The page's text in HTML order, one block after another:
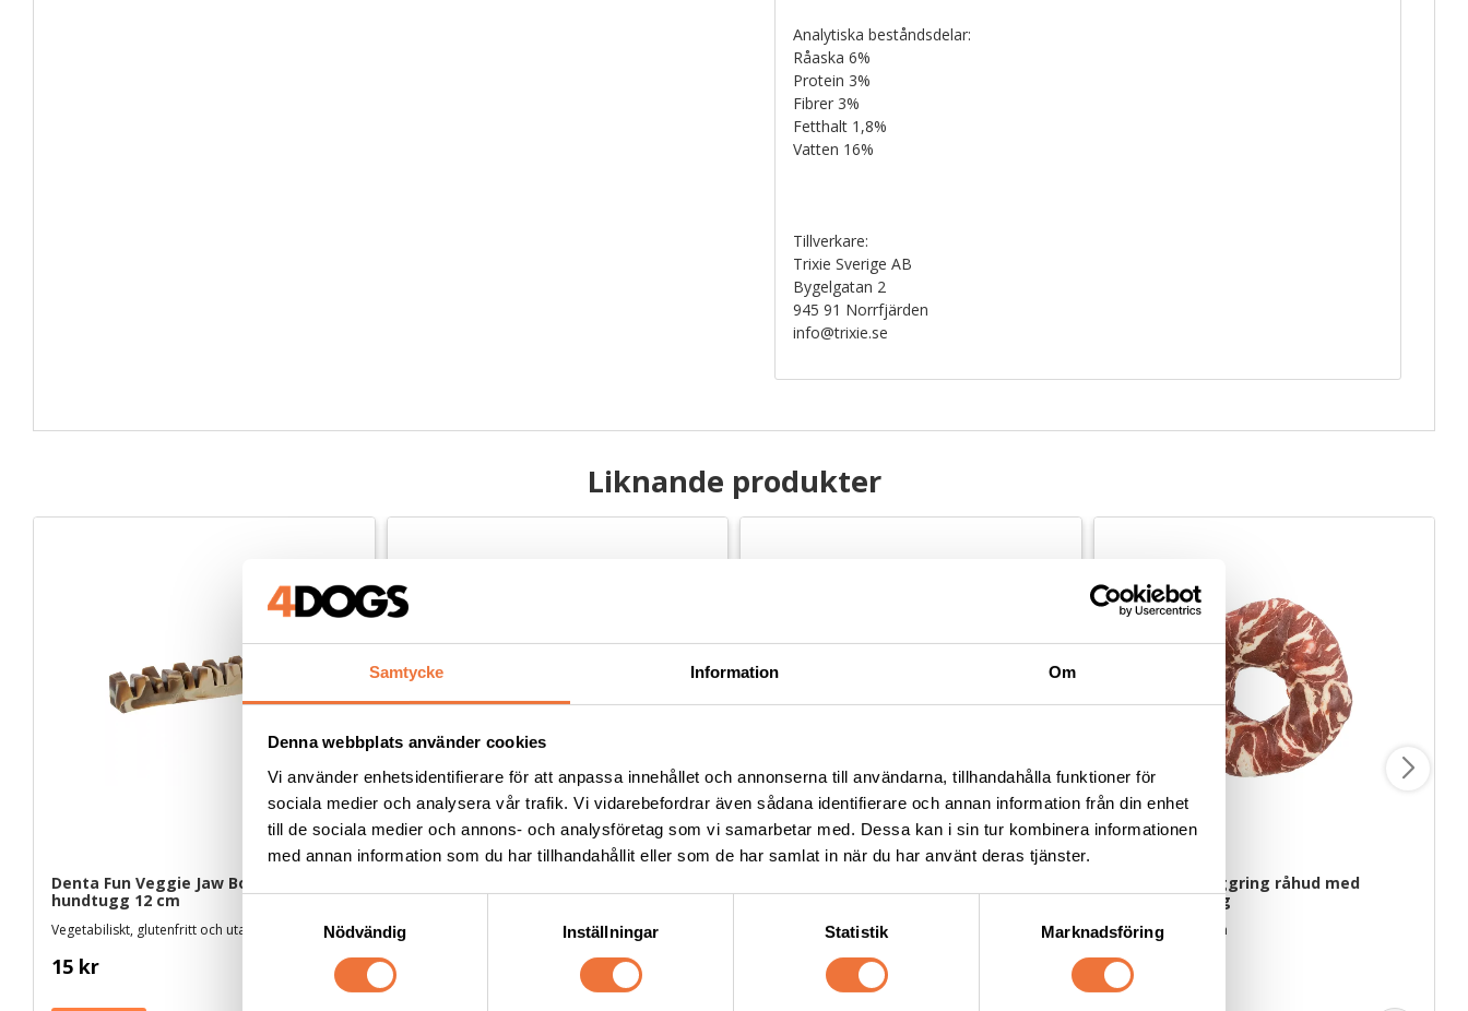
Samtycke Information Om
Denna webbplats använder cookies
Vi använder enhetsidentifierare för att anpassa innehållet och annonserna till användarna, tillhandahålla funktioner för
sociala medier och analysera vår trafik. Vi vidarebefordrar även sådana identifierare och annan information från din enhet
till de sociala medier och annons- och analysföretag som vi samarbetar med. Dessa kan i sin tur kombinera informationen
med annan information som du har tillhandahållit eller som de har samlat in när du har använt deras tjänster.
a
Nödvändig Inställningar Statistik Marknadsföring
Analytiska beståndsdelar:
Råaska 6%
Protein 3%
Fibrer 3%
Fetthalt 1,8%
Vatten 16%
Tillverkare:
Trixie Sverige AB
Bygelgatan 2
945 91 Norrfjärden
info@trixie.se
Liknande produkter
Denta Fun Veggie Jaw Bone -
hundtugg 12 cm
Vegetabiliskt, glutenfritt och utan tillsatt socker
15 kr
råhud och ankkött
Råhud med överdrag av ankkött Torkad råhud och oxkött
Denta Fun Tuggring råhud med
nötkött - 110 g
Diameter ca 10 cm
59